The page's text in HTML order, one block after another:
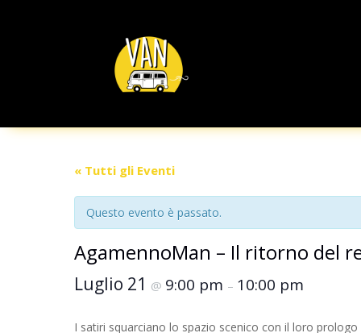
« Tutti gli Eventi
Questo evento è passato.
AgamennoMan – Il ritorno del
Luglio 21 @ 9:00 pm – 10:00 pm
I satiri squarciano lo spazio scenico con il loro